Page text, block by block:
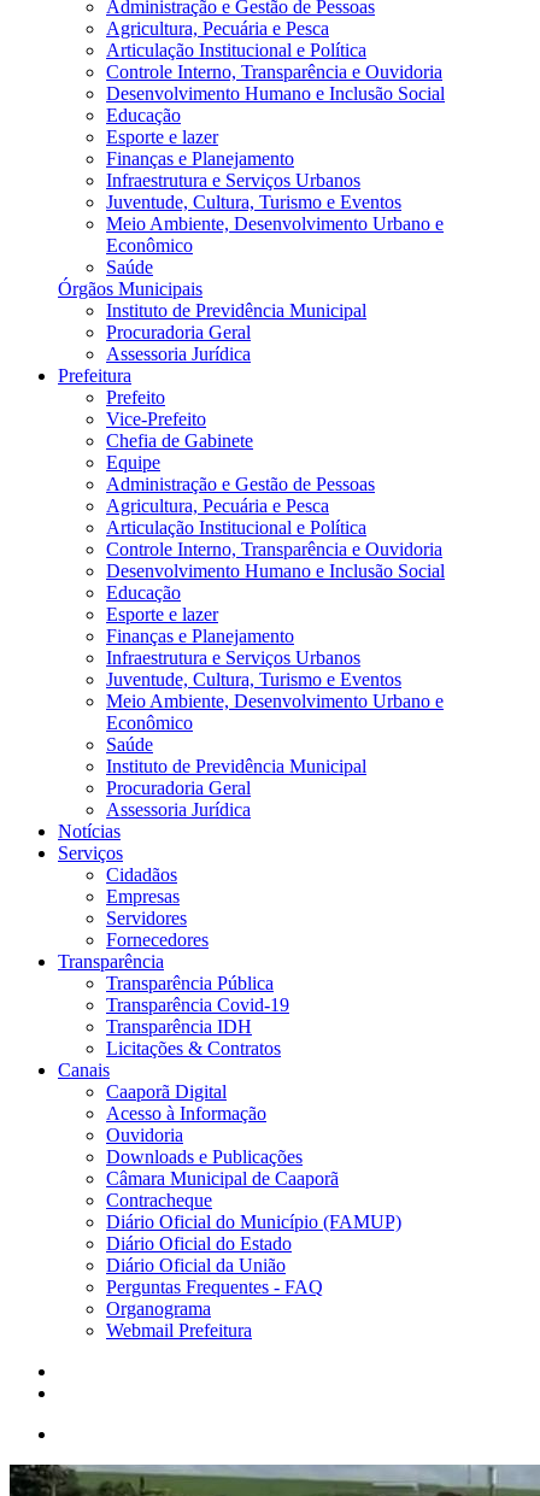
Administração e Gestão de Pessoas
Agricultura, Pecuária e Pesca
Articulação Institucional e Política
Controle Interno, Transparência e Ouvidoria
Desenvolvimento Humano e Inclusão Social
Educação
Esporte e lazer
Finanças e Planejamento
Infraestrutura e Serviços Urbanos
Juventude, Cultura, Turismo e Eventos
Meio Ambiente, Desenvolvimento Urbano e
Econômico
Saúde
Órgãos Municipais
Instituto de Previdência Municipal
Procuradoria Geral
Assessoria Jurídica
Prefeitura
Prefeito
Vice-Prefeito
Chefia de Gabinete
Equipe
Administração e Gestão de Pessoas
Agricultura, Pecuária e Pesca
Articulação Institucional e Política
Controle Interno, Transparência e Ouvidoria
Desenvolvimento Humano e Inclusão Social
Educação
Esporte e lazer
Finanças e Planejamento
Infraestrutura e Serviços Urbanos
Juventude, Cultura, Turismo e Eventos
Meio Ambiente, Desenvolvimento Urbano e
Econômico
Saúde
Instituto de Previdência Municipal
Procuradoria Geral
Assessoria Jurídica
Notícias
Serviços
Cidadãos
Empresas
Servidores
Fornecedores
Transparência
Transparência Pública
Transparência Covid-19
Transparência IDH
Licitações & Contratos
Canais
Caaporã Digital
Acesso à Informação
Ouvidoria
Downloads e Publicações
Câmara Municipal de Caaporã
Contracheque
Diário Oficial do Município (FAMUP)
Diário Oficial do Estado
Diário Oficial da União
Perguntas Frequentes - FAQ
Organograma
Webmail Prefeitura